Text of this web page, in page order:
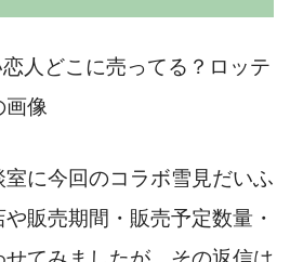
に今回のコラボ雪見だいふ
販売期間・販売予定数量・